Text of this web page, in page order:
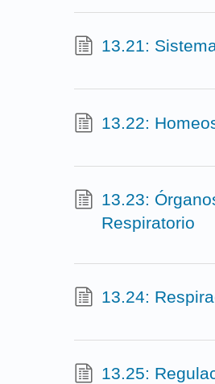
13.21:
13.22:
13.23:
Respiratorio
13.24:
13.25: